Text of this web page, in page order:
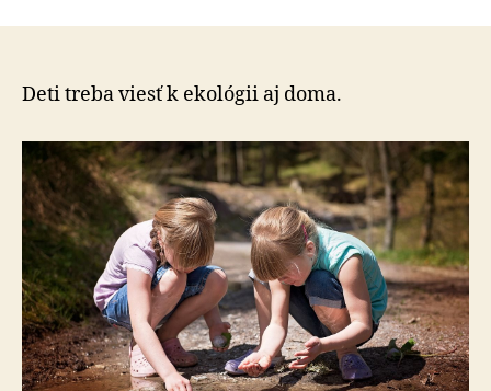
Deti treba viesť k ekológii aj doma.